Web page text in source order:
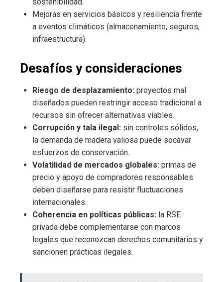
Mejoras en servicios básicos y resiliencia frente
a eventos climáticos (almacenamiento, seguros,
infraestructura).
Desafíos y consideraciones
Riesgo de desplazamiento: proyectos mal
diseñados pueden restringir acceso tradicional a
recursos sin ofrecer alternativas viables.
Corrupción y tala ilegal: sin controles sólidos,
la demanda de madera valiosa puede socavar
esfuerzos de conservación.
Volatilidad de mercados globales: primas de
precio y apoyo de compradores responsables
deben diseñarse para resistir fluctuaciones
internacionales.
Coherencia en políticas públicas: la RSE
privada debe complementarse con marcos
legales que reconozcan derechos comunitarios y
sancionen prácticas ilegales.